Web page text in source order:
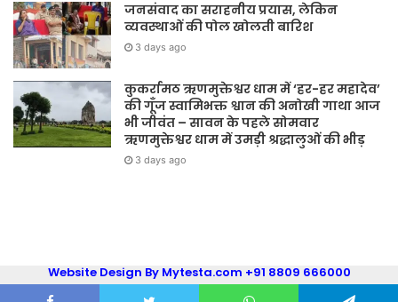
जनसंवाद का सराहनीय प्रयास, लेकिन
व्यवस्थाओं की पोल खोलती बारिश
3 days ago
कुकर्रामठ ऋणमुक्तेश्वर धाम में ‘हर-हर महादेव’
की गूँज स्वामिभक्त श्वान की अनोखी गाथा आज
भी जीवंत – सावन के पहले सोमवार
ऋणमुक्तेश्वर धाम में उमड़ी श्रद्धालुओं की भीड़
3 days ago
Website Design By Mytesta.com +91 8809 666000